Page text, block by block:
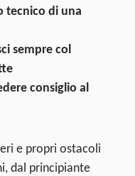
tecnico di una
sempre col
consiglio al
e propri ostacoli
dal principiante